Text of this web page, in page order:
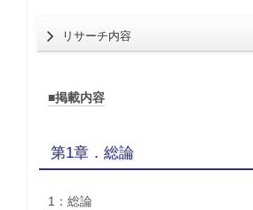
リサーチ内容
■掲載内容
第1章．総論
1：総論